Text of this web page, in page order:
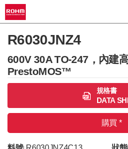
R6030JNZ4
600V 30A TO-247，內建
PrestoMOS™
規格書
DATA
購買 *